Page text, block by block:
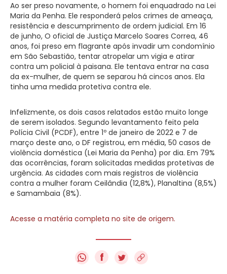
Ao ser preso novamente, o homem foi enquadrado na Lei
Maria da Penha. Ele responderá pelos crimes de ameaça,
resistência e descumprimento de ordem judicial. Em 16
de junho, O oficial de Justiça Marcelo Soares Correa, 46
anos, foi preso em flagrante após invadir um condomínio
em São Sebastião, tentar atropelar um vigia e atirar
contra um policial à paisana. Ele tentava entrar na casa
da ex-mulher, de quem se separou há cincos anos. Ela
tinha uma medida protetiva contra ele.
Infelizmente, os dois casos relatados estão muito longe
de serem isolados. Segundo levantamento feito pela
Polícia Civil (PCDF), entre 1º de janeiro de 2022 e 7 de
março deste ano, o DF registrou, em média, 50 casos de
violência doméstica (Lei Maria da Penha) por dia. Em 79%
das ocorrências, foram solicitadas medidas protetivas de
urgência. As cidades com mais registros de violência
contra a mulher foram Ceilândia (12,8%), Planaltina (8,5%)
e Samambaia (8%).
Acesse a matéria completa no site de origem.
f